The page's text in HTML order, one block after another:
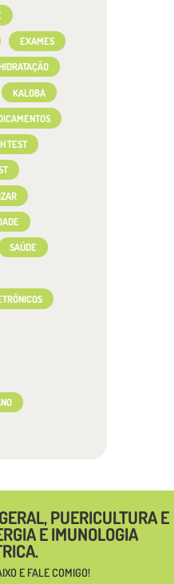
EXAMES
KALOBA
TEST
SAÚDE
PUERICULTURA E
E IMUNOLOGIA
E FALE COMIGO!